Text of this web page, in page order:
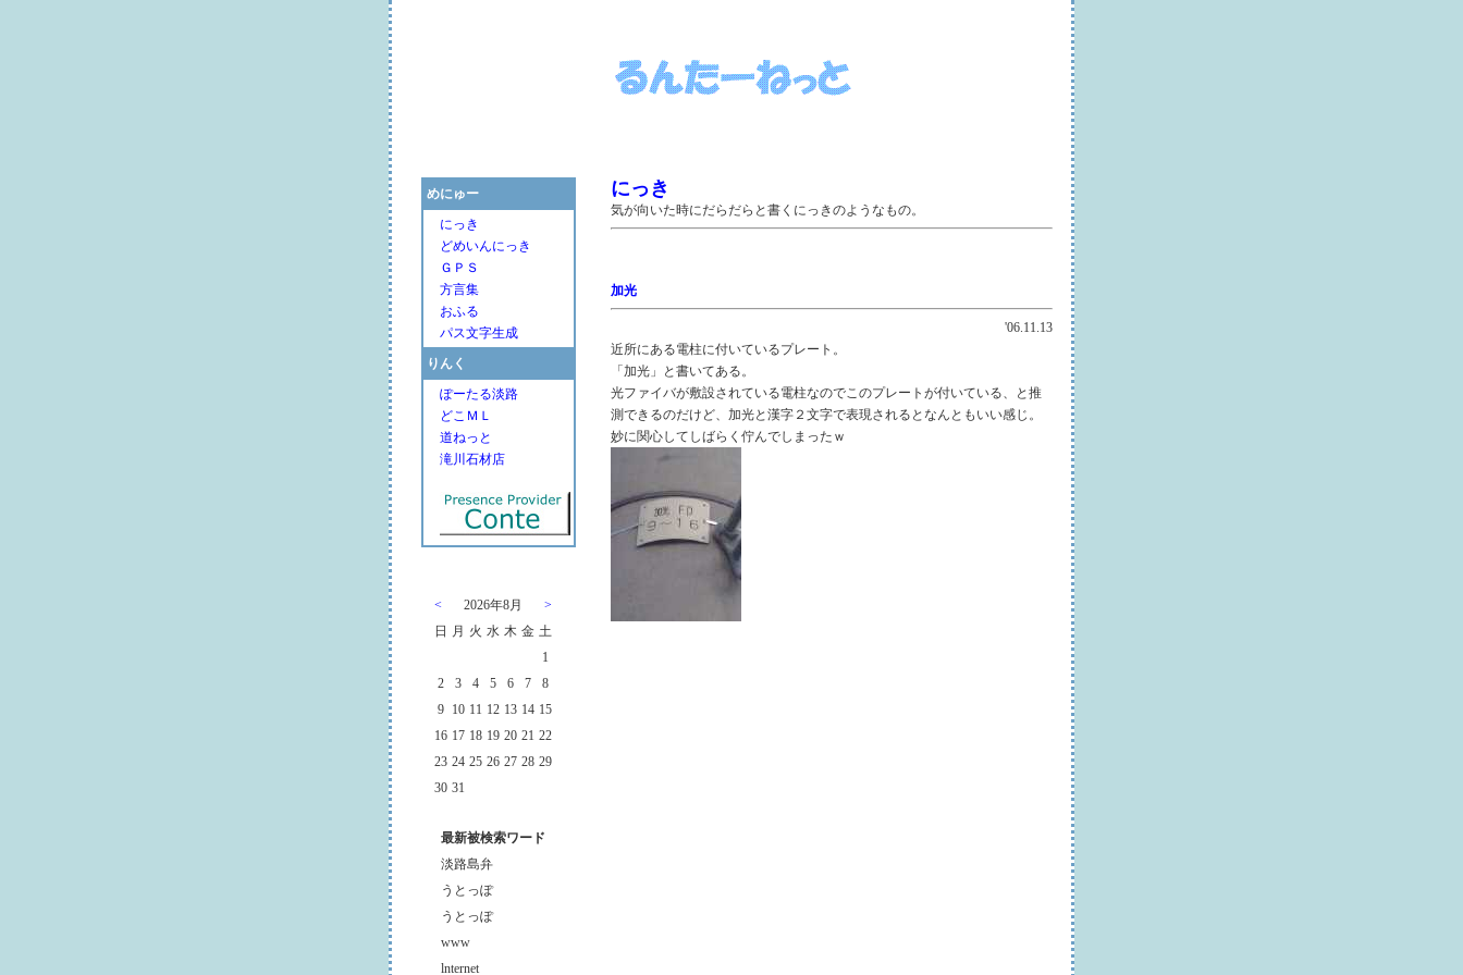
めにゅー
にっき
どめいんにっき
ＧＰＳ
方言集
おふる
パス文字生成
りんく
ぽーたる淡路
どこＭＬ
道ねっと
滝川石材店
< 2026年8月
>
日
月 火 水 木 金 土
1
2
3 4 5 6 7
8
9 10 11 12 13 14 15
16 17 18 19 20 21 22
23 24 25 26 27 28 29
30 31
最新被検索ワード
淡路島弁
うとっぽ
うとっぽ
www
lnternet
にっき
気が向いた時にだらだらと書くにっきのようなもの。
加光
'06.11.13
近所にある電柱に付いているプレート。
「加光」と書いてある。
光ファイバが敷設されている電柱なのでこのプレートが付いている、と推
測できるのだけど、加光と漢字２文字で表現されるとなんともいい感じ。
妙に関心してしばらく佇んでしまったｗ